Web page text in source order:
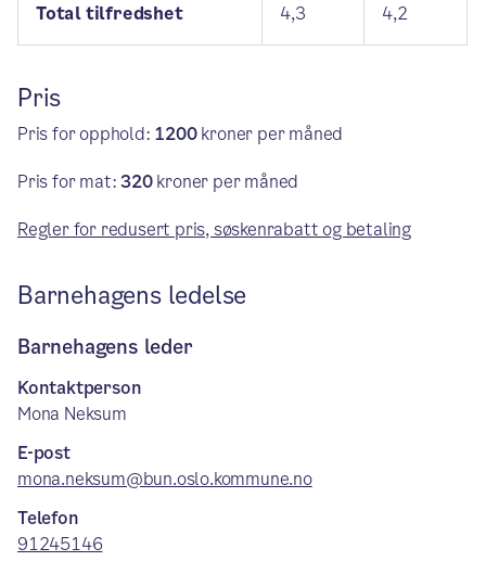
Total tilfredshet 4,3 4,2
Pris
Pris for opphold: 1200kroner per måned
Pris for mat:320kroner per måned
Regler for redusert pris, søskenrabatt og betaling
Barnehagens ledelse
Barnehagens leder
Kontaktperson
Mona Neksum
E-post
mona.neksum@bun.oslo.kommune.no
Telefon
91245146